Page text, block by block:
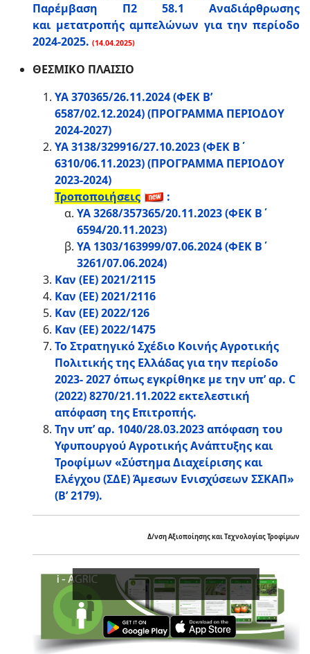
Παρέμβαση Π2 58.1 Αναδιάρθρωσης
και μετατροπής αμπελώνων για την περίοδο
2024-2025. (14.04.2025)
ΘΕΣΜΙΚΟ ΠΛΑΙΣΙΟ
ΥΑ 370365/26.11.2024 (ΦΕΚ Β’
6587/02.12.2024) (ΠΡΟΓΡΑΜΜΑ ΠΕΡΙΟΔΟΥ
2024-2027)
ΥΑ 3138/329916/27.10.2023 (ΦΕΚ Β΄
6310/06.11.2023) (ΠΡΟΓΡΑΜΜΑ ΠΕΡΙΟΔΟΥ
2023-2024)
Τροποποιήσεις
:
ΥΑ 3268/357365/20.11.2023 (ΦΕΚ Β΄
6594/20.11.2023)
ΥΑ 1303/163999/07.06.2024 (ΦΕΚ Β΄
3261/07.06.2024)
Καν (ΕΕ) 2021/2115
Καν (ΕΕ) 2021/2116
Καν (ΕΕ) 2022/126
Καν (ΕΕ) 2022/1475
Το Στρατηγικό Σχέδιο Κοινής Αγροτικής
Πολιτικής της Ελλάδας για την περίοδο
2023- 2027 όπως εγκρίθηκε με την υπ’ αρ. C
(2022) 8270/21.11.2022 εκτελεστική
απόφαση της Επιτροπής.
Την υπ’ αρ. 1040/28.03.2023 απόφαση του
Υφυπουργού Αγροτικής Ανάπτυξης και
Τροφίμων «Σύστημα Διαχείρισης και
Ελέγχου (ΣΔΕ) Άμεσων Ενισχύσεων ΣΣΚΑΠ»
(Β’ 2179).
Δ/νση Αξιοποίησης και Τεχνολογίας Τροφίμων